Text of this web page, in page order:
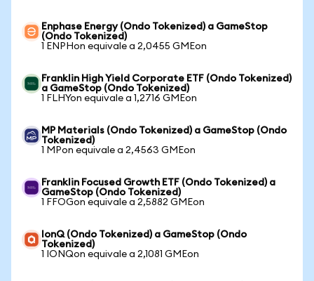
Enphase Energy (Ondo Tokenized) a GameStop
(Ondo Tokenized)
1 ENPHon equivale a 2,0455 GMEon
Franklin High Yield Corporate ETF (Ondo Tokenized)
a GameStop (Ondo Tokenized)
1 FLHYon equivale a 1,2716 GMEon
MP Materials (Ondo Tokenized) a GameStop (Ondo
Tokenized)
1 MPon equivale a 2,4563 GMEon
Franklin Focused Growth ETF (Ondo Tokenized) a
GameStop (Ondo Tokenized)
1 FFOGon equivale a 2,5882 GMEon
IonQ (Ondo Tokenized) a GameStop (Ondo
Tokenized)
1 IONQon equivale a 2,1081 GMEon